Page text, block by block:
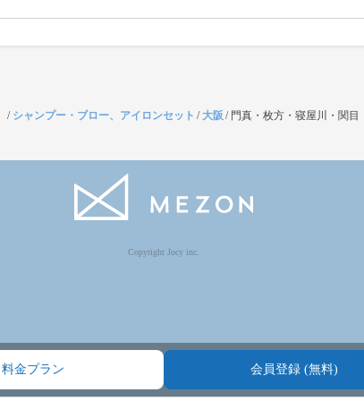
料金プラン 会員登録 (無料)
/ シャンプー・ブロー、アイロンセット /大阪 / 門真・枚方・寝屋川・関目
Copyright Jocy inc.